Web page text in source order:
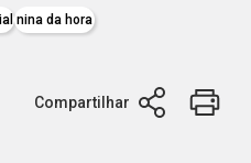
nina da hora
Compartilhar